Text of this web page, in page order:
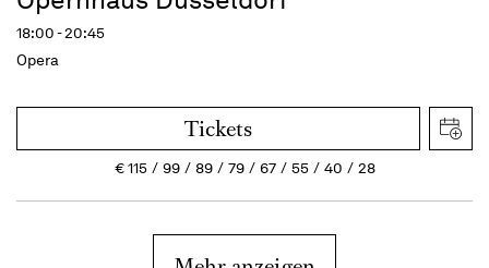
18:00 - 20:45
Opera
Tickets
€115 99 89 79 67 55 40 28